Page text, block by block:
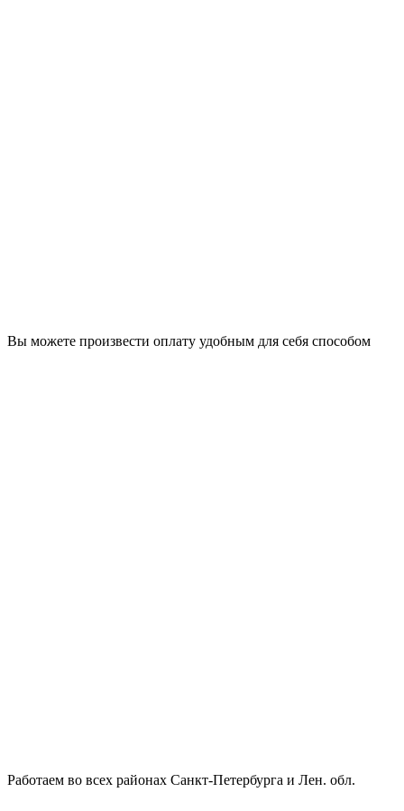
Вы можете произвести оплату удобным для себя способом
Работаем во всех районах Санкт-Петербурга и Лен. обл.